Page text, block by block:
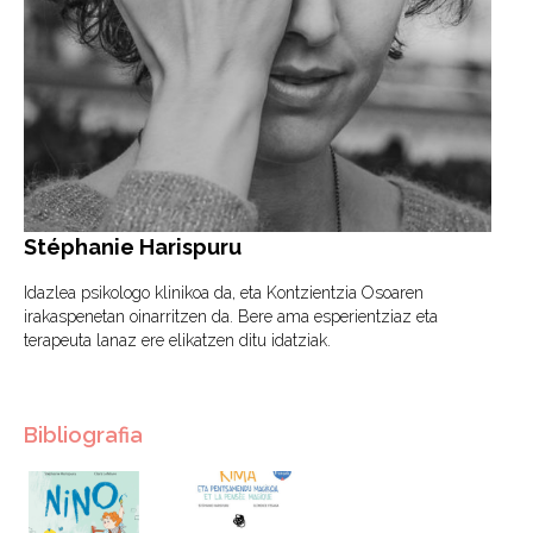
Stéphanie Harispuru
Idazlea psikologo klinikoa da, eta Kontzientzia Osoaren
irakaspenetan oinarritzen da. Bere ama esperientziaz eta
terapeuta lanaz ere elikatzen ditu idatziak.
Bibliografia